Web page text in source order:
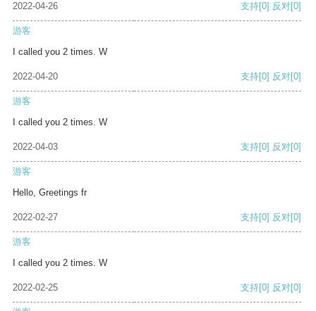
2022-04-26 支持[0] 反对[0]
游客
I called you 2 times. W
2022-04-20 支持[0] 反对[0]
游客
I called you 2 times. W
2022-04-03 支持[0] 反对[0]
游客
Hello, Greetings fr
2022-02-27 支持[0] 反对[0]
游客
I called you 2 times. W
2022-02-25 支持[0] 反对[0]